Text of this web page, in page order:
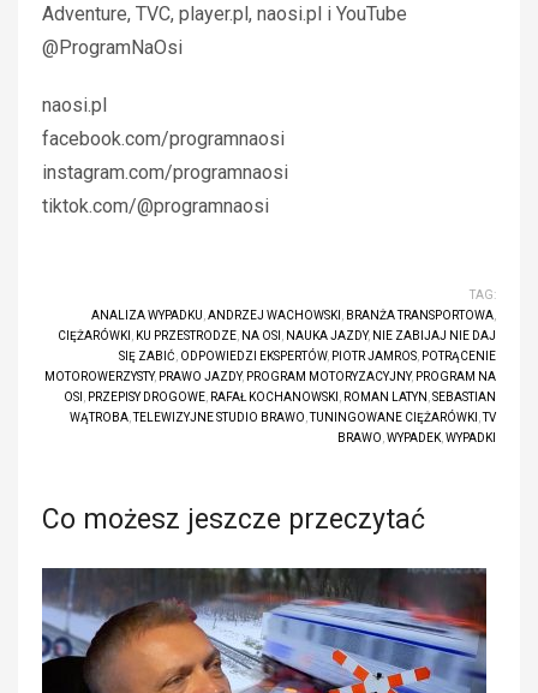
Adventure, TVC, player.pl, naosi.pl i YouTube
@ProgramNaOsi
naosi.pl
facebook.com/programnaosi
instagram.com/programnaosi
tiktok.com/@programnaosi
TAG:
ANALIZA WYPADKU ANDRZEJ WACHOWSKI BRANŻA TRANSPORTOWA
CIĘŻARÓWKI
KU PRZESTRODZE NA OSI NAUKA JAZDY, NIE ZABIJAJ NIE DAJ
SIĘ ZABIĆ ODPOWIEDZI EKSPERTÓW, PIOTR JAMROS POTRĄCENIE
MOTOROWERZYSTY, PRAWO JAZDY, PROGRAM MOTORYZACYJNY, PROGRAM NA
OSI
PRZEPISY DROGOWE RAFAŁ KOCHANOWSKI ROMAN LATYN SEBASTIAN
WĄTROBA ,TELEWIZYJNE STUDIO BRAWO ,TUNINGOWANE CIĘŻARÓWKI ,TV
BRAWO WYPADEK WYPADKI
Co możesz jeszcze przeczytać